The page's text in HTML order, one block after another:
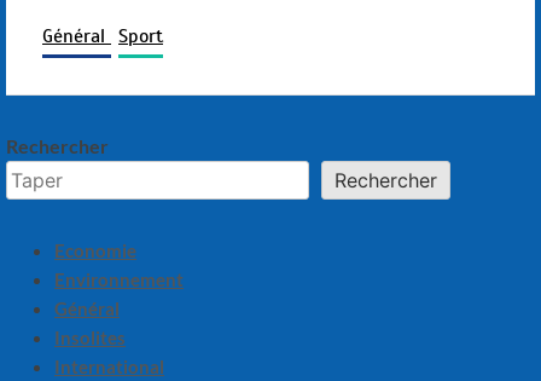
Général Sport
Rechercher
Rechercher
Economie
Environnement
Général
Insolites
International